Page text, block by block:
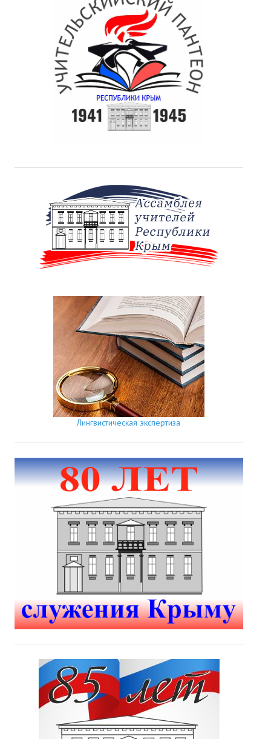
Лингвистическая экспертиза